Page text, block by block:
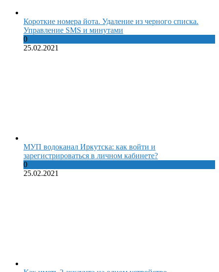
Короткие номера йота. Удаление из черного списка.
Управление SMS и минутами
0
25.02.2021
МУП водоканал Иркутска: как войти и
зарегистрироваться в личном кабинете?
0
25.02.2021